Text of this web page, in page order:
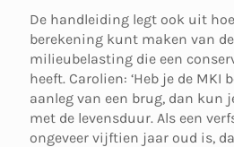
De handleiding legt ook uit
berekening kunt maken van
milieubelasting die een
heeft. Carolien: ‘Heb je de MKI
aanleg van een brug, dan kun
met de levensduur. Als een
ongeveer vijftien jaar oud is,